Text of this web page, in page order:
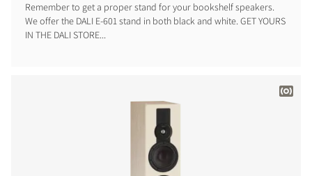
Remember to get a proper stand for your bookshelf speakers.
We offer the DALI E-601 stand in both black and white. GET YOURS
IN THE DALI STORE...